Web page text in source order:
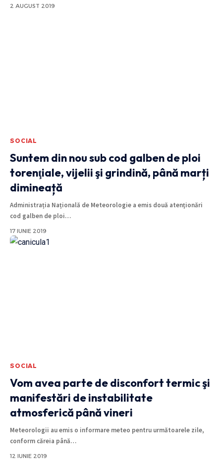
2 AUGUST 2019
SOCIAL
Suntem din nou sub cod galben de ploi
torenţiale, vijelii şi grindină, până marți
dimineață
Administrația Națională de Meteorologie a emis două atenţionări
cod galben de ploi…
17 IUNIE 2019
SOCIAL
Vom avea parte de disconfort termic şi
manifestări de instabilitate
atmosferică până vineri
Meteorologii au emis o informare meteo pentru următoarele zile,
conform căreia până…
12 IUNIE 2019